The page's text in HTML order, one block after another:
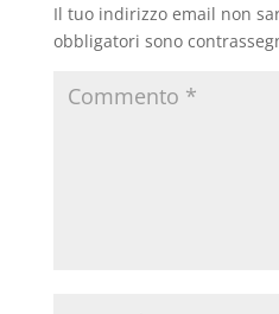
Il tuo indirizzo email non
obbligatori sono